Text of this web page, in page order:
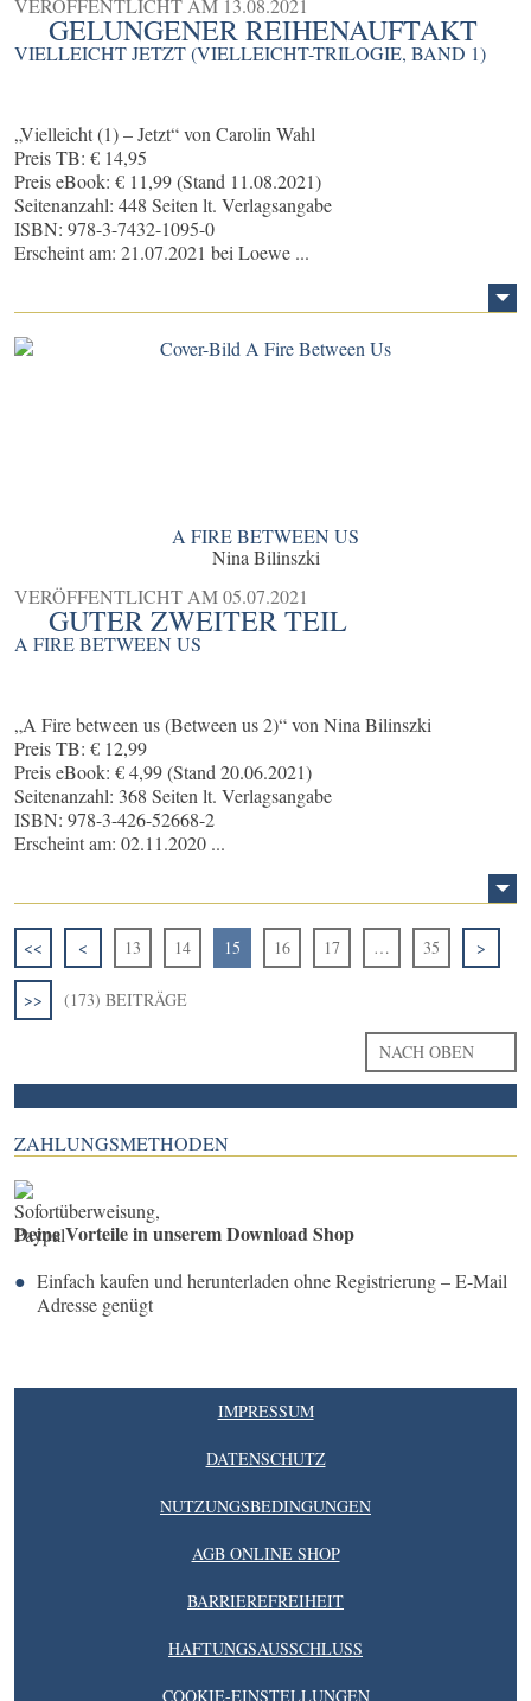
VERÖFFENTLICHT AM 13.08.2021
GELUNGENER REIHENAUFTAKT
VIELLEICHT JETZT (VIELLEICHT-TRILOGIE, BAND 1)
„Vielleicht (1) – Jetzt“ von Carolin Wahl
Preis TB: € 14,95
Preis eBook: € 11,99 (Stand 11.08.2021)
Seitenanzahl: 448 Seiten lt. Verlagsangabe
ISBN: 978-3-7432-1095-0
Erscheint am: 21.07.2021 bei Loewe ...
A FIRE BETWEEN US
Nina Bilinszki
VERÖFFENTLICHT AM05.07.2021
GUTER ZWEITER TEIL
A FIRE BETWEEN US
„A Fire between us (Between us 2)“ von Nina Bilinszki
Preis TB: € 12,99
Preis eBook: € 4,99 (Stand 20.06.2021)
Seitenanzahl: 368 Seiten lt. Verlagsangabe
ISBN: 978-3-426-52668-2
Erscheint am: 02.11.2020 ...
<< < 13 14 15 16 17 … 35 >
>> (173) BEITRÄGE
NACH OBEN
ZAHLUNGSMETHODEN
Deine Vorteile in unserem Download Shop
Einfach kaufen und herunterladen ohne Registrierung – E-Mail
Adresse genügt
IMPRESSUM
DATENSCHUTZ
NUTZUNGSBEDINGUNGEN
AGB ONLINE SHOP
BARRIEREFREIHEIT
HAFTUNGSAUSSCHLUSS
COOKIE-EINSTELLUNGEN